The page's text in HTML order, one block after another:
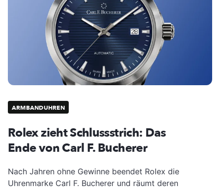
ARMBANDUHREN
Rolex zieht Schlussstrich: Das
Ende von Carl F. Bucherer
Nach Jahren ohne Gewinne beendet Rolex die
Uhrenmarke Carl F. Bucherer und räumt deren